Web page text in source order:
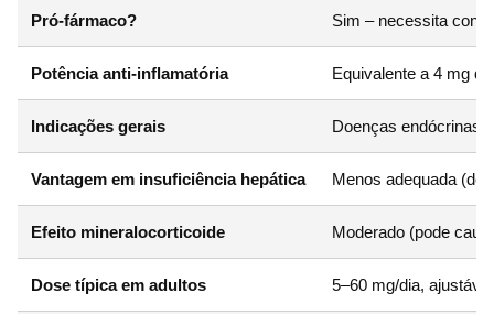
Pró-fármaco? Sim – necessita
Potência anti-inflamatória Equivalente a 4 mg
Indicações gerais Doenças endócrinas,
Vantagem em insuficiência hepática Menos adequada
Efeito mineralocorticoide Moderado (pode
Dose típica em adultos 5–60 mg/dia, ajustável